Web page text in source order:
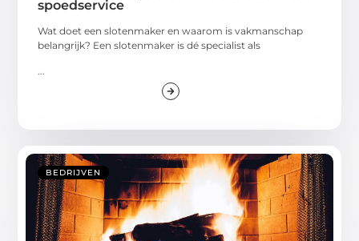
spoedservice
Wat doet een slotenmaker en waarom is vakmanschap
belangrijk? Een slotenmaker is dé specialist als
...
BEDRIJVEN